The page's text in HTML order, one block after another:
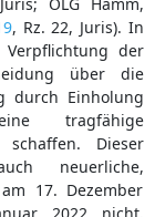
, Rz. 22, Juris). In
der
über die
durch Einholung
tragfähige
schaffen. Dieser
neuerliche,
17. Dezember
2022 nicht.